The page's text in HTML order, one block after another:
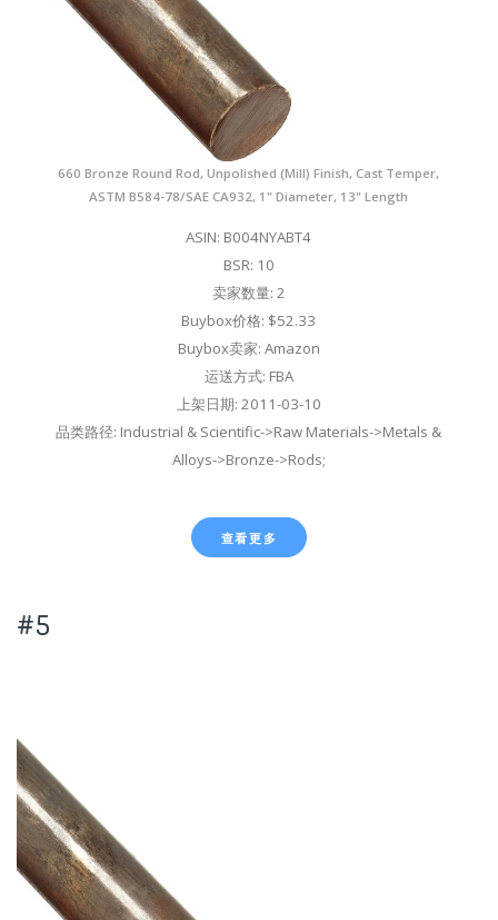
660 Bronze Round Rod, Unpolished (Mill) Finish, Cast Temper,
ASTM B584-78/SAE CA932, 1" Diameter, 13" Length
ASIN: B004NYABT4
BSR: 10
卖家数量: 2
Buybox价格: $52.33
Buybox卖家: Amazon
运送方式: FBA
上架日期: 2011-03-10
品类路径: Industrial & Scientific->Raw Materials->Metals &
Alloys->Bronze->Rods;
查看更多
#5